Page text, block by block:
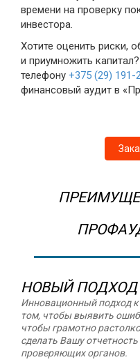
времени на проверку
инвестора.
Хотите оценить риски,
и приумножить
телефону +375 (29) 191-
финансовый аудит в
НОВЫЙ ПОДХОД
Инновационный подход к
том, чтобы выявить
чтобы грамотно
сделать Вашу
проверяющих органов.